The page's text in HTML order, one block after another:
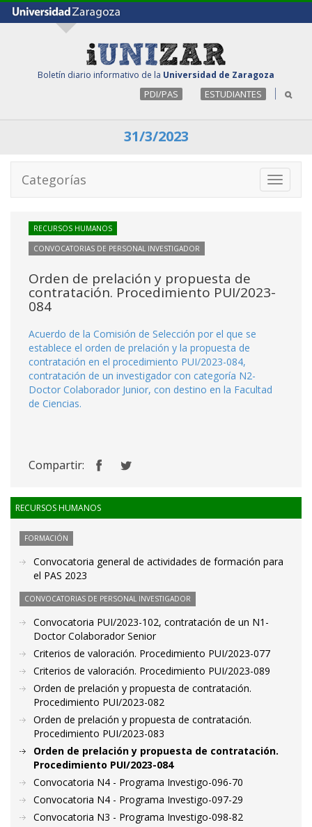
Boletín diario informativo de la Universidad de Zaragoza
PDI/PAS ESTUDIANTES
31/3/2023
Toggle
Categorías
RECURSOS HUMANOS
CONVOCATORIAS DE PERSONAL INVESTIGADOR
Orden de prelación y propuesta de
contratación. Procedimiento PUI/2023-
084
Acuerdo de la Comisión de Selección por el que se
establece el orden de prelación y la propuesta de
contratación en el procedimiento PUI/2023-084,
contratación de un investigador con categoría N2-
Doctor Colaborador Junior, con destino en la Facultad
de Ciencias.
Compartir:
RECURSOS HUMANOS
FORMACIÓN
Convocatoria general de actividades de formación para
el PAS 2023
CONVOCATORIAS DE PERSONAL INVESTIGADOR
Convocatoria PUI/2023-102, contratación de un N1-
Doctor Colaborador Senior
Criterios de valoración. Procedimiento PUI/2023-077
Criterios de valoración. Procedimiento PUI/2023-089
Orden de prelación y propuesta de contratación.
Procedimiento PUI/2023-082
Orden de prelación y propuesta de contratación.
Procedimiento PUI/2023-083
Orden de prelación y propuesta de contratación.
Procedimiento PUI/2023-084
Convocatoria N4 - Programa Investigo-096-70
Convocatoria N4 - Programa Investigo-097-29
Convocatoria N3 - Programa Investigo-098-82